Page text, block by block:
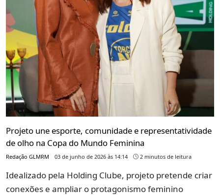
Projeto une esporte, comunidade e representatividade
de olho na Copa do Mundo Feminina
Redação GLMRM 03 de junho de 2026 às 14:14 2 minutos de leitura
Idealizado pela Holding Clube, projeto pretende criar
conexões e ampliar o protagonismo feminino